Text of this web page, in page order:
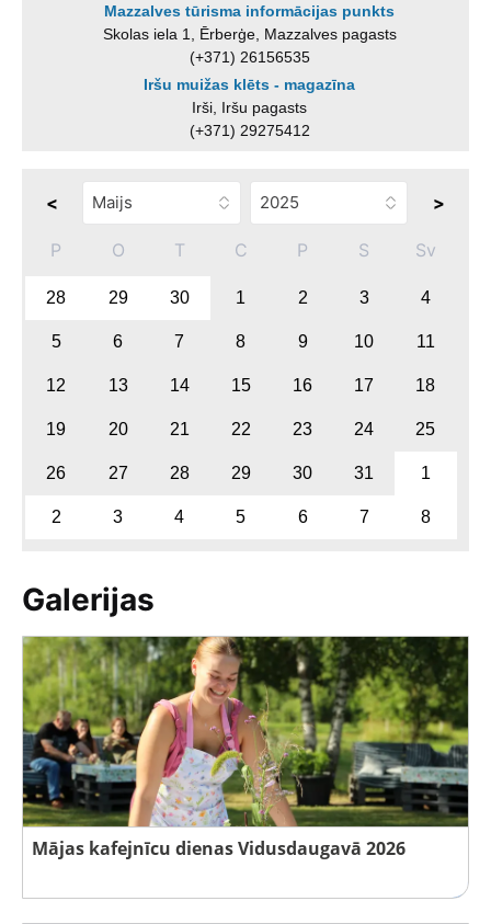
Mazzalves tūrisma informācijas punkts
Skolas iela 1, Ērberģe, Mazzalves pagasts
(+371) 26156535
Iršu muižas klēts - magazīna
Irši, Iršu pagasts
(+371) 29275412
< >
P O T C P S Sv
28 29 30 1 2 3 4
5 6 7 8 9 10 11
12 13 14 15 16 17 18
19 20 21 22 23 24 25
26 27 28 29 30 31 1
2 3 4 5 6 7 8
Galerijas
Mājas kafejnīcu dienas Vidusdaugavā 2026